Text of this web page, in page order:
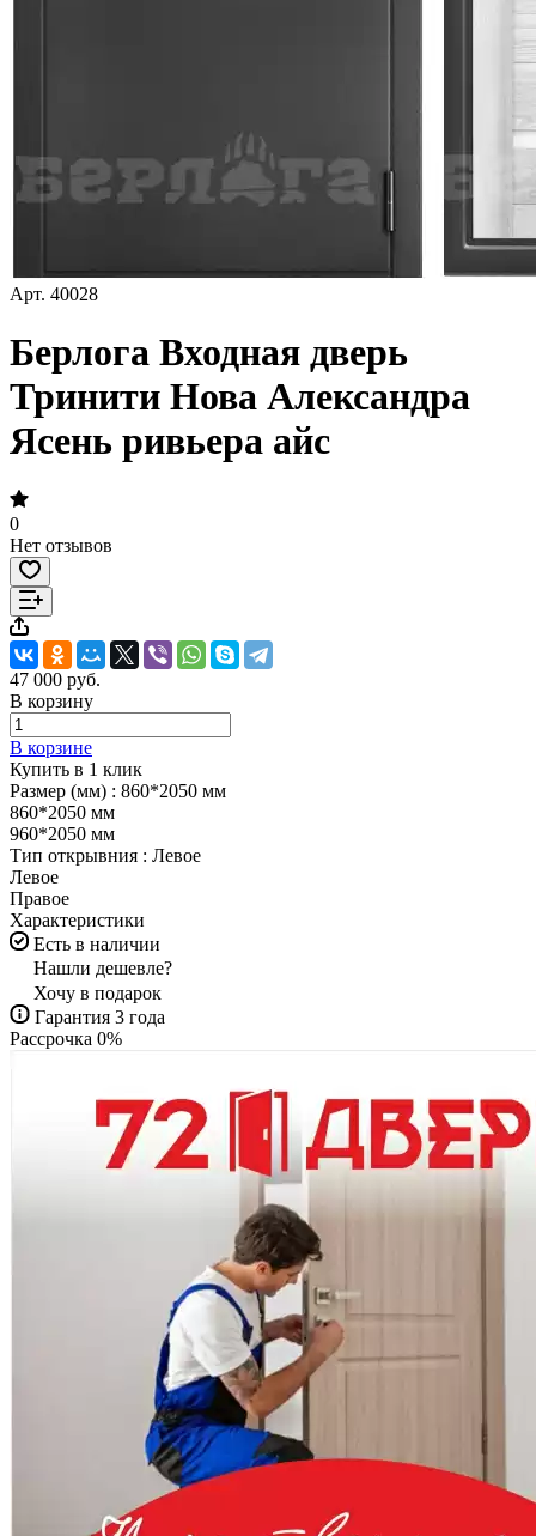
Арт. 40028
Берлога Входная дверь
Тринити Нова Александра
Ясень ривьера айс
0
Нет отзывов
47 000 руб.
В корзину
В корзине
Купить в 1 клик
Размер (мм) : 860*2050 мм
860*2050 мм
960*2050 мм
Тип открывния : Левое
Левое
Правое
Характеристики
Есть в наличии
Нашли дешевле?
Хочу в подарок
Гарантия 3 года
Рассрочка 0%